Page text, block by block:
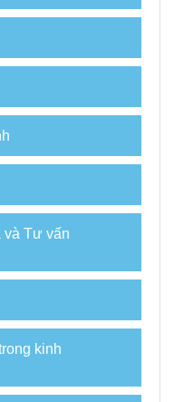
và Tư vấn
kinh